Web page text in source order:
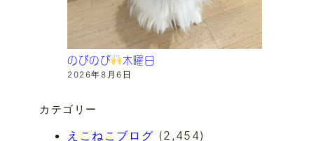
のびのび 木曜日
2026年8月6日
カテゴリー
えこねこブログ (2,454)